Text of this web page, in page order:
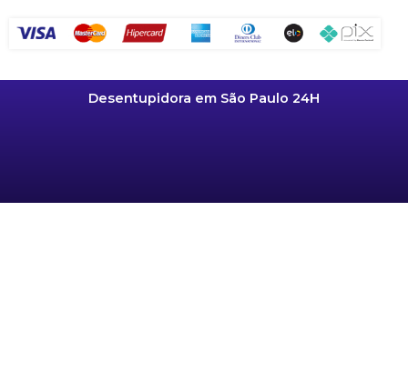
Desentupidora em São Paulo 24H